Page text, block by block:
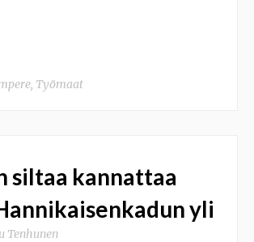
, Työmaat
siltaa kannattaa
yli
Tenhunen